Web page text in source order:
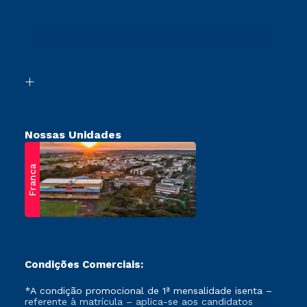
Retorne ao Curso
Nossas Unidades
Franca
Condições Comerciais:
*A condição promocional de 1ª mensalidade isenta –
referente à matrícula – aplica-se aos candidatos